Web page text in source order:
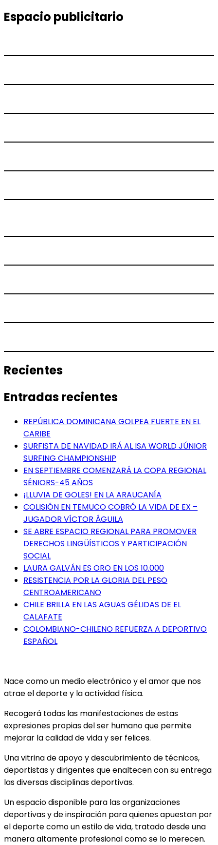
Espacio publicitario
Recientes
Entradas recientes
REPÚBLICA DOMINICANA GOLPEA FUERTE EN EL
CARIBE
SURFISTA DE NAVIDAD IRÁ AL ISA WORLD JÚNIOR
SURFING CHAMPIONSHIP
EN SEPTIEMBRE COMENZARÁ LA COPA REGIONAL
SÉNIORS-45 AÑOS
¡LLUVIA DE GOLES! EN LA ARAUCANÍA
COLISIÓN EN TEMUCO COBRÓ LA VIDA DE EX –
JUGADOR VÍCTOR ÁGUILA
SE ABRE ESPACIO REGIONAL PARA PROMOVER
DERECHOS LINGÜÍSTICOS Y PARTICIPACIÓN
SOCIAL
LAURA GALVÁN ES ORO EN LOS 10.000
RESISTENCIA POR LA GLORIA DEL PESO
CENTROAMERICANO
CHILE BRILLA EN LAS AGUAS GÉLIDAS DE EL
CALAFATE
COLOMBIANO-CHILENO REFUERZA A DEPORTIVO
ESPAÑOL
Nace como un medio electrónico y el amor que nos
atrae el deporte y la actividad física.
Recogerá todas las manifestaciones de estas
expresiones propias del ser humano que permite
mejorar la calidad de vida y ser felices.
Una vitrina de apoyo y descubrimiento de técnicos,
deportistas y dirigentes que enaltecen con su entrega
las diversas disciplinas deportivas.
Un espacio disponible para las organizaciones
deportivas y de inspiración para quienes apuestan por
el deporte como un estilo de vida, tratado desde una
manera altamente profesional como se lo merecen.